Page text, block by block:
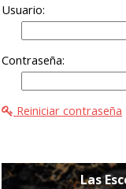
Usuario:
Contraseña:
Reiniciar contraseña
Las